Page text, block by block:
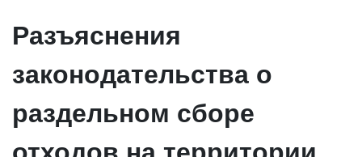
Разъяснения
законодательства о
раздельном сборе